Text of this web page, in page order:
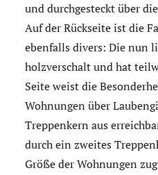
und durchgesteckt über
Auf der Rückseite ist die
ebenfalls divers: Die nun
holzverschalt und hat
Seite weist die
Wohnungen über
Treppenkern aus
durch ein zweites
Größe der Wohnungen